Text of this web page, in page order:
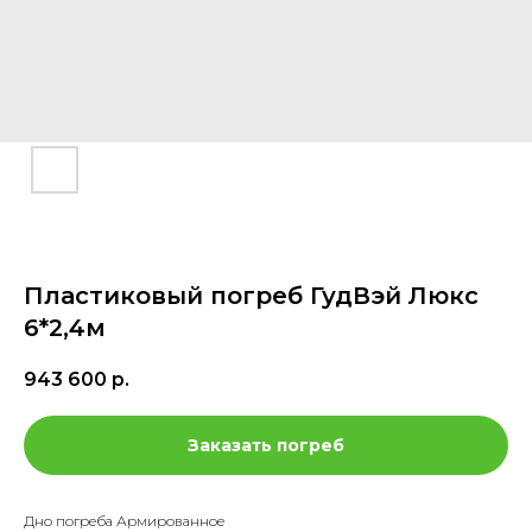
Пластиковый погреб ГудВэй Люкс
6*2,4м
943 600 р.
Заказать погреб
Дно погреба Армированное